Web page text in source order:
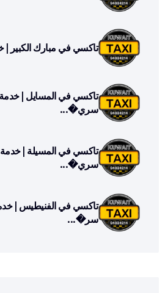
تاكسي في مبارك
تاكسي في المسايل |
سري�...
تاكسي في المسيلة |
سري�...
تاكسي في الفنيطيس |
سر�...